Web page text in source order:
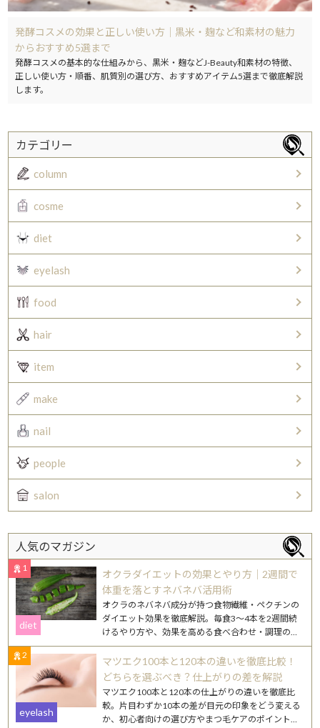
発酵コスメの効果と正しい使い方｜黒米・麹など和素材の魅力
からおすすめ5選まで
発酵コスメの基本的な仕組みから、黒米・麹などJ-Beauty和素材の特徴、
正しい使い方・順番、肌質別の選び方、おすすめアイテム5選まで徹底解説
します。
カテゴリー
column
cosme
diet
eyelash
food
hair
item
make
nail
people
salon
人気のマガジン
1
オクラダイエットの効果とやり方｜2週間で
体重を落とすネバネバ活用術
diet
オクラのネバネバ成分が持つ食物繊維・ペクチンの
ダイエット効果を徹底解説。毎食3〜4本を2週間続
けるやり方や、効果を高める食べ合わせ・調理のコ
ツを紹介します。
2
マツエク100本と120本の違いを徹底比較！
どちらを選ぶべき？仕上がりの差を解説
eyelash
マツエク100本と120本の仕上がりの違いを徹底比
較。片目わずか10本の差が目元の印象をどう変える
か、初心者向けの選び方やまつ毛ケアのポイントも